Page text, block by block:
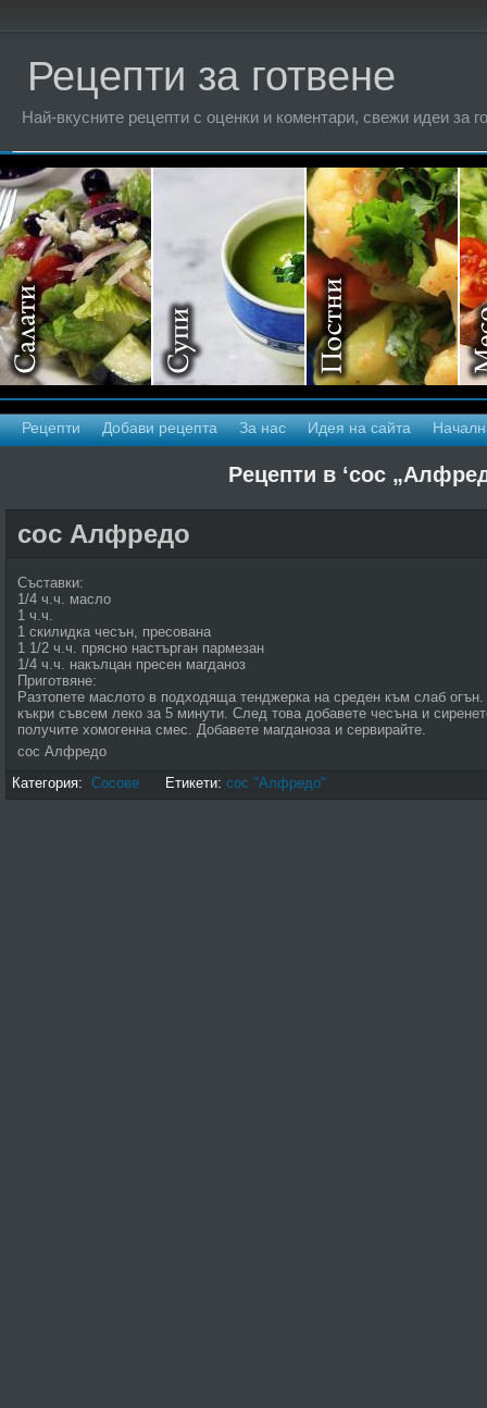
Рецепти за готвене
Най-вкусните рецепти с оценки и коментари, свежи идеи за
Рецепти Добави рецепта За нас Идея на сайта
Рецепти в ‘сос
сос Алфредо
Съставки:
1/4 ч.ч. масло
1 ч.ч.
1 скилидка чесън, пресована
1 1/2 ч.ч. прясно настърган пармезан
1/4 ч.ч. накълцан пресен магданоз
Приготвяне:
Разтопете маслото в подходяща тенджерка на среден към слаб
къкри съвсем леко за 5 минути. След това добавете чесъна и
получите хомогенна смес. Добавете магданоза и сервирайте.
сос Алфредо
Категория: Сосове Етикети: сос "Алфредо"